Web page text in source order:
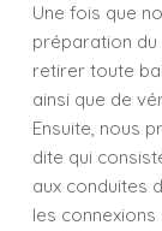
Une fois que
préparation du
retirer toute
ainsi que de
Ensuite, nous
dite qui
aux conduites
les